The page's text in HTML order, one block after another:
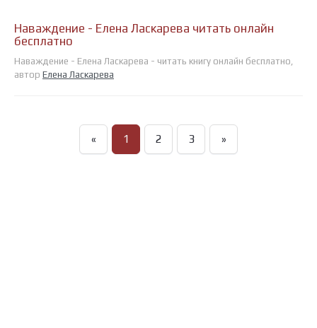
Наваждение - Елена Ласкарева читать онлайн
бесплатно
Наваждение - Елена Ласкарева - читать книгу онлайн бесплатно,
автор Елена Ласкарева
« 1 2 3 »